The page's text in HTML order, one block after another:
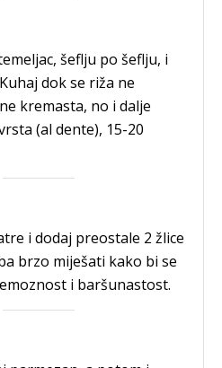
šeflju po šeflju, i
dok se riža ne
kremasta, no i dalje
(al dente), 15-20
i dodaj preostale 2 žlice
brzo miješati kako bi se
i baršunastost.